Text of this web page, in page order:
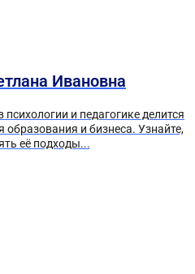
Ивановна
и педагогике делится
и бизнеса. Узнайте,
её подходы...